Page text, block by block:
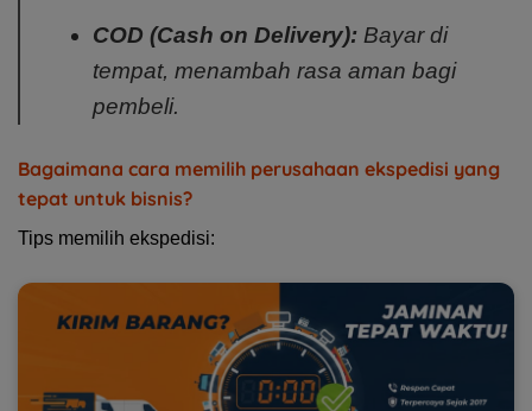
COD (Cash on Delivery):Bayar di
tempat, menambah rasa aman bagi
pembeli.
Bagaimana cara memilih perusahaan ekspedisi yang
tepat untuk bisnis?
Tips memilih ekspedisi: